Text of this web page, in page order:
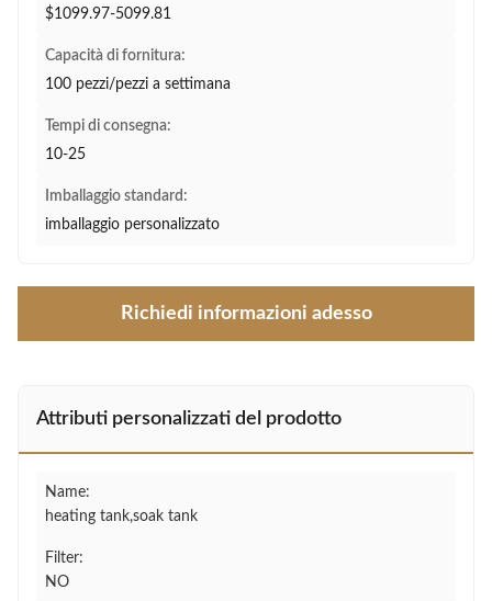
$1099.97-5099.81
Capacità di fornitura:
100 pezzi/pezzi a settimana
Tempi di consegna:
10-25
Imballaggio standard:
imballaggio personalizzato
Richiedi informazioni adesso
Attributi personalizzati del prodotto
Name:
heating tank,soak tank
Filter:
NO